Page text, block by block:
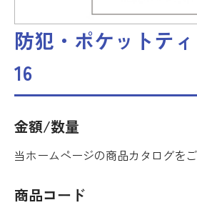
防犯・ポケットテ
16
金額/数量
当ホームページの商品カタログを
商品コード